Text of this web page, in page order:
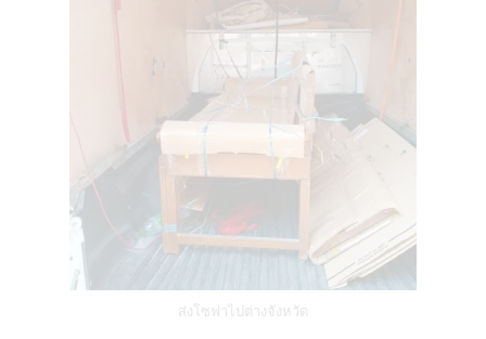
ส่งโซฟาไปต่างจังหวัด